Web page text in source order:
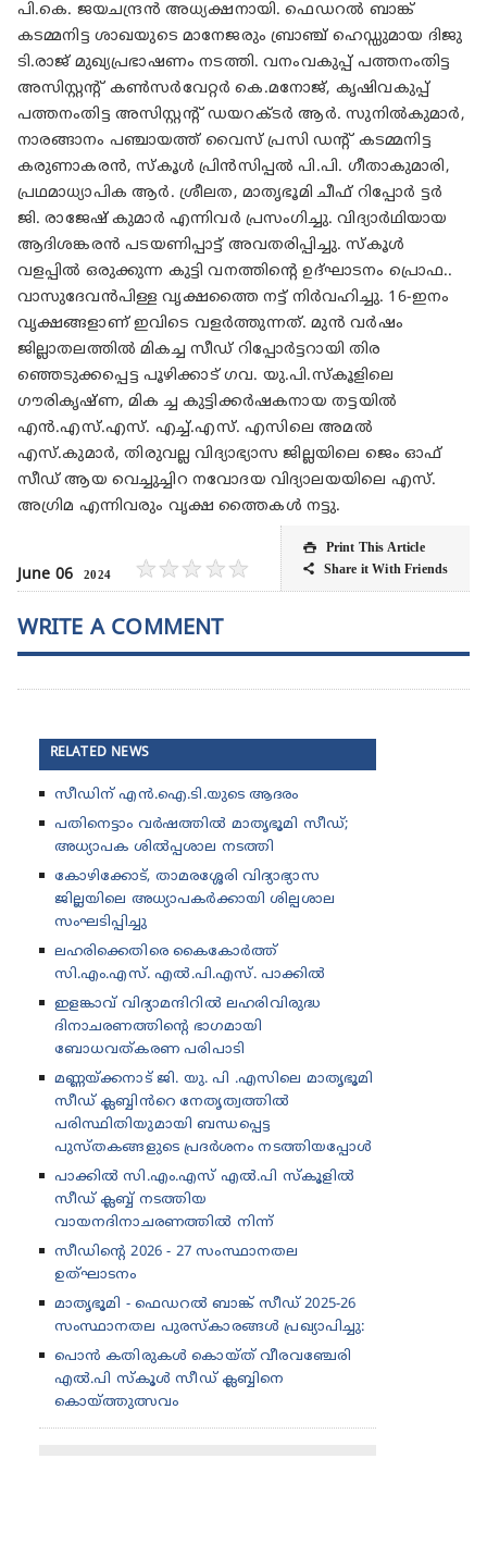
പി.കെ. ജയചന്ദ്രൻ അധ്യക്ഷനായി. ഫെഡറൽ ബാങ്ക്
കടമ്മനിട്ട ശാഖയുടെ മാനേജരും ബ്രാഞ്ച് ഹെഡ്ഡുമായ ദിജു
ടി.രാജ് മുഖ്യപ്രഭാഷണം നടത്തി. വനംവകുപ്പ് പത്തനംതിട്ട
അസിസ്റ്റൻ്റ് കൺസർവേറ്റർ കെ.മനോജ്, കൃഷിവകുപ്പ്
പത്തനംതിട്ട അസിസ്റ്റൻ്റ് ഡയറക്ടർ ആർ. സുനിൽകുമാർ,
നാരങ്ങാനം പഞ്ചായത്ത് വൈസ് പ്രസി ഡൻ്റ് കടമ്മനിട്ട
കരുണാകരൻ, സ്‌കൂൾ പ്രിൻസിപ്പൽ പി.പി. ഗീതാകുമാരി,
പ്രഥമാധ്യാപിക ആർ. ശ്രീലത, മാതൃഭൂമി ചീഫ് റിപ്പോർ ട്ടർ
ജി. രാജേഷ് കുമാർ എന്നിവർ പ്രസംഗിച്ചു. വിദ്യാർഥിയായ
ആദിശങ്കരൻ പടയണിപ്പാട്ട് അവതരിപ്പിച്ചു. സ്‌കൂൾ
വളപ്പിൽ ഒരുക്കുന്ന കുട്ടി വനത്തിന്റെ ഉദ്ഘാടനം പ്രൊഫ..
വാസുദേവൻപിള്ള വൃക്ഷത്തൈ നട്ട് നിർവഹിച്ചു. 16-ഇനം
വൃക്ഷങ്ങളാണ് ഇവിടെ വളർത്തുന്നത്. മുൻ വർഷം
ജില്ലാതലത്തിൽ മികച്ച സീഡ് റിപ്പോർട്ടറായി തിര
ഞ്ഞെടുക്കപ്പെട്ട പൂഴിക്കാട് ഗവ. യു.പി.സ്കൂളിലെ
ഗൗരികൃഷ്ണ, മിക ച്ച കുട്ടിക്കർഷകനായ തട്ടയിൽ
എൻ.എസ്.എസ്. എച്ച്.എസ്. എസിലെ അമൽ
എസ്.കുമാർ, തിരുവല്ല വിദ്യാഭ്യാസ ജില്ലയിലെ ജെം ഓഫ്
സീഡ് ആയ വെച്ചുച്ചിറ നവോദയ വിദ്യാലയയിലെ എസ്.
അഗ്രിമ എന്നിവരും വൃക്ഷ ത്തൈകൾ നട്ടു.
June 06 2024
 Print This Article
 Share it With Friends
★★★ ★★
WRITE A COMMENT
RELATED NEWS
സീഡിന് എൻ.ഐ.ടി.യുടെ ആദരം
പതിനെട്ടാം വർഷത്തിൽ മാതൃഭൂമി സീഡ്;
അധ്യാപക ശിൽപ്പശാല നടത്തി
കോഴിക്കോട്, താമരശ്ശേരി വിദ്യാഭ്യാസ
ജില്ലയിലെ അധ്യാപകർക്കായി ശില്പശാല
സംഘടിപ്പിച്ചു
ലഹരിക്കെതിരെ കൈകോർത്ത്
സി.എം.എസ്. എൽ.പി.എസ്. പാക്കിൽ
ഇളങ്കാവ് വിദ്യാമന്ദിറിൽ ലഹരിവിരുദ്ധ
ദിനാചരണത്തിന്റെ ഭാഗമായി
ബോധവത്കരണ പരിപാടി
മണ്ണയ്ക്കനാട് ജി. യു. പി .എസിലെ മാതൃഭൂമി
സീഡ് ക്ലബ്ബിൻറെ നേതൃത്വത്തിൽ
പരിസ്ഥിതിയുമായി ബന്ധപ്പെട്ട
പുസ്തകങ്ങളുടെ പ്രദർശനം നടത്തിയപ്പോൾ
പാക്കിൽ സി.എം.എസ് എൽ.പി സ്കൂളിൽ
സീഡ് ക്ലബ്ബ് നടത്തിയ
വായനദിനാചരണത്തിൽ നിന്ന്
സീഡിന്റെ 2026 - 27 സംസ്ഥാനതല
ഉത്‌ഘാടനം
മാതൃഭൂമി - ഫെഡറൽ ബാങ്ക് സീഡ് 2025-26
സംസ്ഥാനതല പുരസ്കാരങ്ങൾ പ്രഖ്യാപിച്ചു:
പൊൻ കതിരുകൾ കൊയ്ത് വീരവഞ്ചേരി
എൽ.പി സ്കൂൾ സീഡ് ക്ലബ്ബിനെ
കൊയ്ത്തുത്സവം